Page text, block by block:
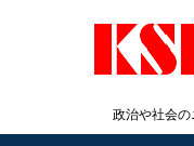
政治や社会